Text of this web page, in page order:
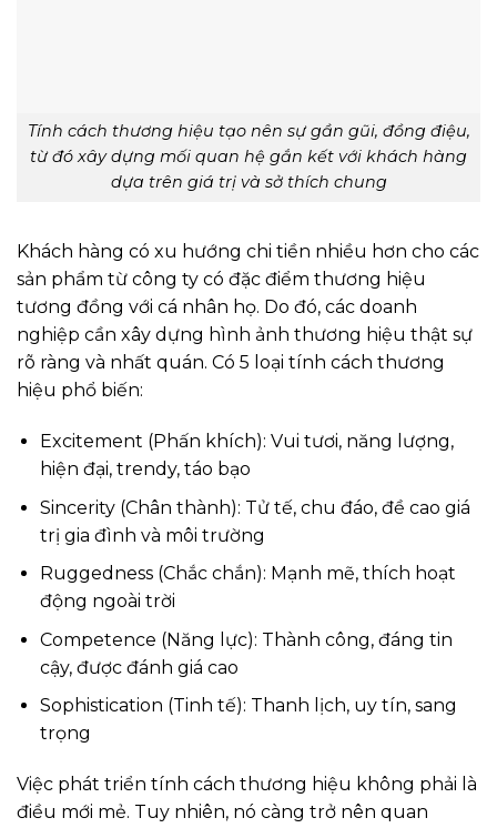
Tính cách thương hiệu tạo nên sự gần gũi, đồng điệu,
từ đó xây dựng mối quan hệ gắn kết với khách hàng
dựa trên giá trị và sở thích chung
Khách hàng có xu hướng chi tiền nhiều hơn cho các
sản phẩm từ công ty có đặc điểm thương hiệu
tương đồng với cá nhân họ. Do đó, các doanh
nghiệp cần xây dựng hình ảnh thương hiệu thật sự
rõ ràng và nhất quán. Có 5 loại tính cách thương
hiệu phổ biến:
Excitement (Phấn khích): Vui tươi, năng lượng,
hiện đại, trendy, táo bạo
Sincerity (Chân thành): Tử tế, chu đáo, đề cao giá
trị gia đình và môi trường
Ruggedness (Chắc chắn): Mạnh mẽ, thích hoạt
động ngoài trời
Competence (Năng lực): Thành công, đáng tin
cậy, được đánh giá cao
Sophistication (Tinh tế): Thanh lịch, uy tín, sang
trọng
Việc phát triển tính cách thương hiệu không phải là
điều mới mẻ. Tuy nhiên, nó càng trở nên quan